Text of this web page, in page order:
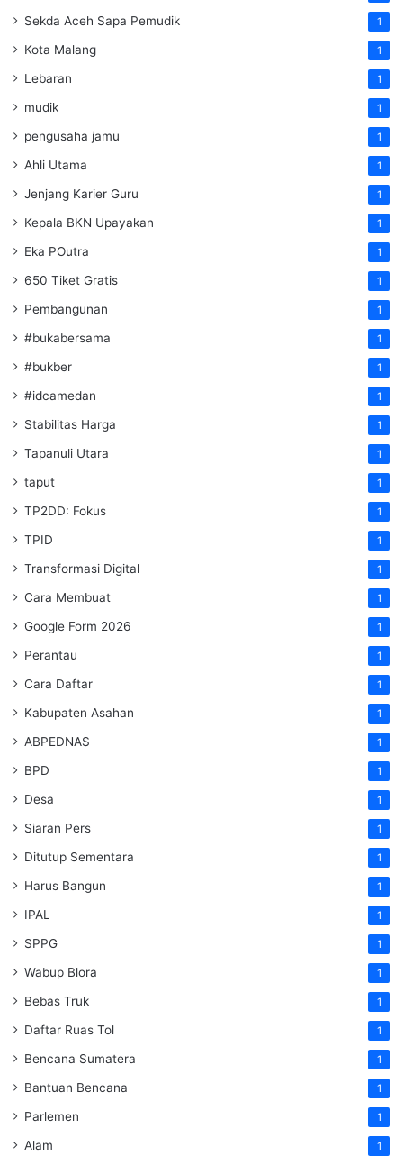
Sekda Aceh Sapa Pemudik 1
Kota Malang 1
Lebaran 1
mudik 1
pengusaha jamu 1
Ahli Utama 1
Jenjang Karier Guru 1
Kepala BKN Upayakan 1
Eka POutra 1
650 Tiket Gratis 1
Pembangunan 1
#bukabersama 1
#bukber 1
#idcamedan 1
Stabilitas Harga 1
Tapanuli Utara 1
taput 1
TP2DD: Fokus 1
TPID 1
Transformasi Digital 1
Cara Membuat 1
Google Form 2026 1
Perantau 1
Cara Daftar 1
Kabupaten Asahan 1
ABPEDNAS 1
BPD 1
Desa 1
Siaran Pers 1
Ditutup Sementara 1
Harus Bangun 1
IPAL 1
SPPG 1
Wabup Blora 1
Bebas Truk 1
Daftar Ruas Tol 1
Bencana Sumatera 1
Bantuan Bencana 1
Parlemen 1
Alam 1